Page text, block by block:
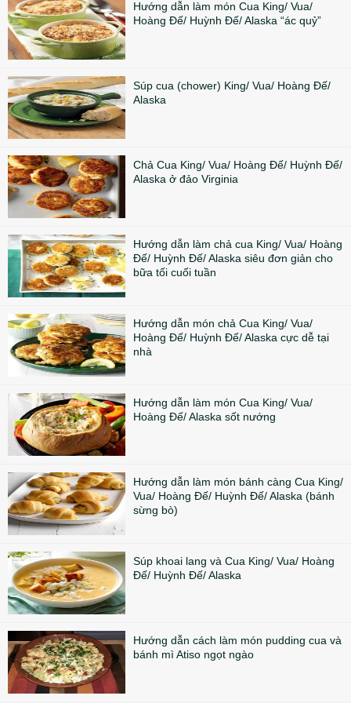
Hướng dẫn làm món Cua King/ Vua/
Hoàng Đế/ Huỳnh Đế/ Alaska “ác quỷ”
Súp cua (chower) King/ Vua/ Hoàng Đế/
Alaska
Chả Cua King/ Vua/ Hoàng Đế/ Huỳnh Đế/
Alaska ở đảo Virginia
Hướng dẫn làm chả cua King/ Vua/ Hoàng
Đế/ Huỳnh Đế/ Alaska siêu đơn giản cho
bữa tối cuối tuần
Hướng dẫn món chả Cua King/ Vua/
Hoàng Đế/ Huỳnh Đế/ Alaska cực dễ tại
nhà
Hướng dẫn làm món Cua King/ Vua/
Hoàng Đế/ Alaska sốt nướng
Hướng dẫn làm món bánh càng Cua King/
Vua/ Hoàng Đế/ Huỳnh Đế/ Alaska (bánh
sừng bò)
Súp khoai lang và Cua King/ Vua/ Hoàng
Đế/ Huỳnh Đế/ Alaska
Hướng dẫn cách làm món pudding cua và
bánh mì Atiso ngọt ngào